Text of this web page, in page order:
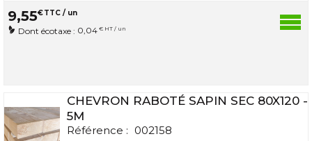
9,55€TTC / un
Dont écotaxe : 0,04 € HT / un
CHEVRON RABOTÉ SAPIN SEC 80X120 -
5M
Référence : 002158